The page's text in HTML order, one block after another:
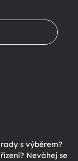
s výběrem?
Neváhej se